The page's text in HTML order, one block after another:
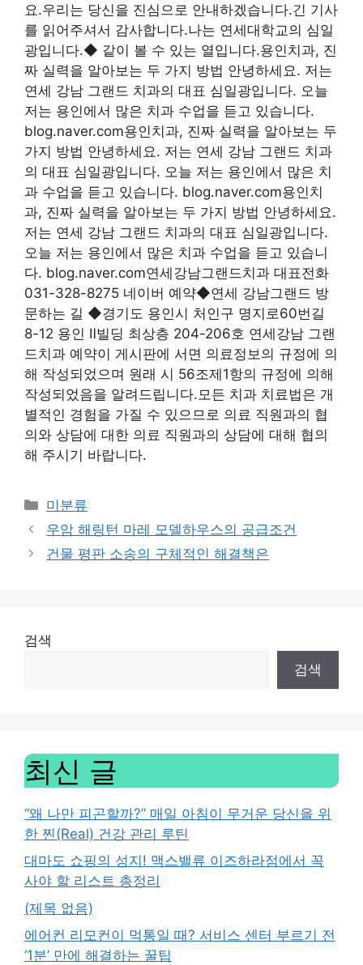
요.우리는 당신을 진심으로 안내하겠습니다.긴 기사
를 읽어주셔서 감사합니다.나는 연세대학교의 심일
광입니다.◆ 같이 볼 수 있는 열입니다.용인치과, 진
짜 실력을 알아보는 두 가지 방법 안녕하세요. 저는
연세 강남 그랜드 치과의 대표 심일광입니다. 오늘
저는 용인에서 많은 치과 수업을 듣고 있습니다.
blog.naver.com용인치과, 진짜 실력을 알아보는 두
가지 방법 안녕하세요. 저는 연세 강남 그랜드 치과
의 대표 심일광입니다. 오늘 저는 용인에서 많은 치
과 수업을 듣고 있습니다. blog.naver.com용인치
과, 진짜 실력을 알아보는 두 가지 방법 안녕하세요.
저는 연세 강남 그랜드 치과의 대표 심일광입니다.
오늘 저는 용인에서 많은 치과 수업을 듣고 있습니
다. blog.naver.com연세강남그랜드치과 대표전화
031-328-8275 네이버 예약◆연세 강남그랜드 방
문하는 길 ◆경기도 용인시 처인구 명지로60번길
8-12 용인 Ⅱ빌딩 최상층 204-206호 연세강남 그랜
드치과 예약이 게시판에 서면 의료정보의 규정에 의
해 작성되었으며 원래 시 56조제1항의 규정에 의해
작성되었음을 알려드립니다.모든 치과 치료법은 개
별적인 경험을 가질 수 있으므로 의료 직원과의 협
의와 상담에 대한 의료 직원과의 상담에 대해 협의
해 주시기 바랍니다.
Categories
미분류
우암 해링턴 마레 모델하우스의 공급조건
건물 평판 소송의 구체적인 해결책은
검색
검색
최신 글
“왜 나만 피곤할까?” 매일 아침이 무거운 당신을 위
한 찐(Real) 건강 관리 루틴
대마도 쇼핑의 성지! 맥스밸류 이즈하라점에서 꼭
사야 할 리스트 총정리
(제목 없음)
에어컨 리모컨이 먹통일 때? 서비스 센터 부르기 전
‘1분’ 만에 해결하는 꿀팁